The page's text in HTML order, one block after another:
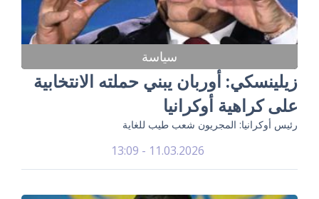
سياسة
زيلينسكي: أوربان يبني حملته الانتخابية
على كراهية أوكرانيا
رئيس أوكرانيا: المجريون شعب طيب للغاية
11.03.2026 - 13:09